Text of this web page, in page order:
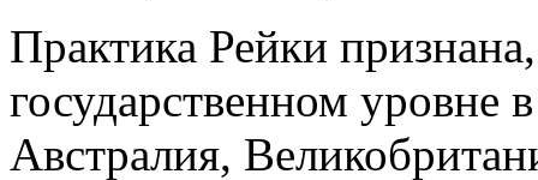
Практика Рейки
государственном уровне
Австралия,